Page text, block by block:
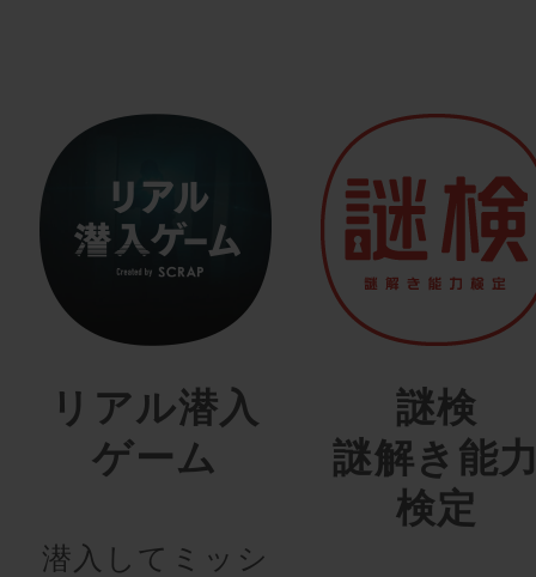
リアル潜入
ゲーム
潜入してミッシ
謎検
謎解き能
検定